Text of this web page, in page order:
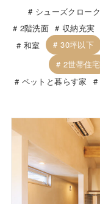
シューズクローク
2階洗面
収納充実
和室
30坪以下
2世帯住宅
ペットと暮らす家